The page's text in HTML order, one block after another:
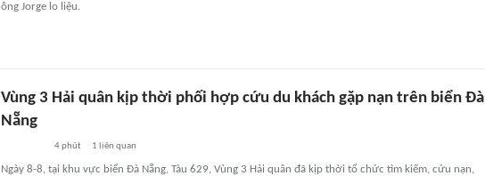
ông Jorge lo liệu.
Vùng 3 Hải quân kịp thời phối hợp cứu du khách gặp nạn trên biển Đà
Nẵng
4 phút 1 liên quan
Ngày 8-8, tại khu vực biển Đà Nẵng, Tàu 629, Vùng 3 Hải quân đã kịp thời tổ chức tìm kiếm, cứu nạn,